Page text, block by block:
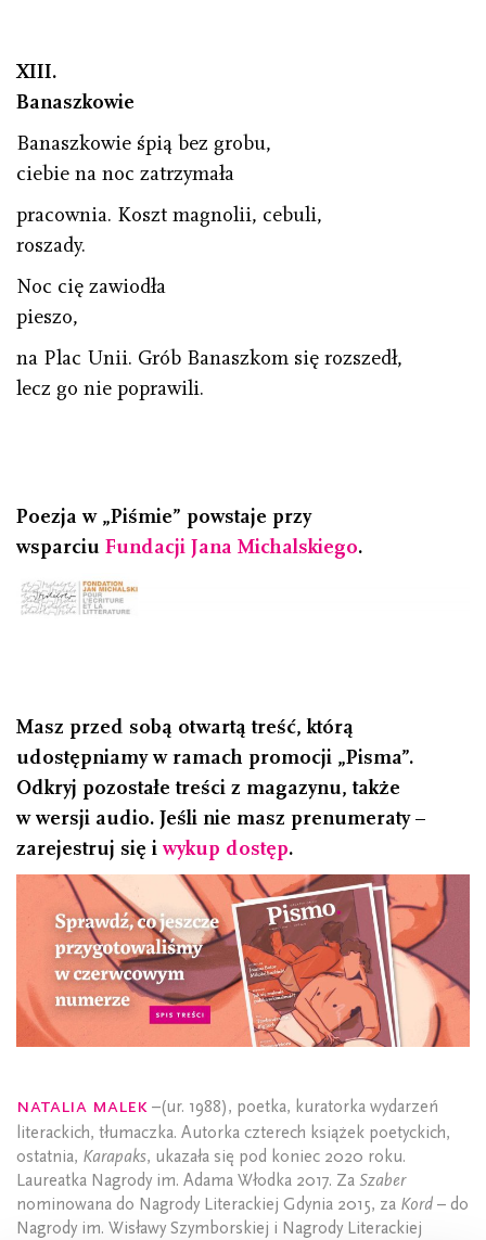
XIII.
Banaszkowie
Banaszkowie śpią bez grobu,
ciebie na noc zatrzymała
pracownia. Koszt magnolii, cebuli,
roszady.
Noc cię zawiodła
pieszo,
na Plac Unii. Grób Banaszkom się rozszedł,
lecz go nie poprawili.
Poezja w „Piśmie” powstaje przy
wsparciu Fundacji Jana Michalskiego.
Masz przed sobą otwartą treść, którą
udostępniamy w ramach promocji „Pisma”.
Odkryj pozostałe treści z magazynu, także
w wersji audio. Jeśli nie masz prenumeraty –
zarejestruj się i wykup dostęp.
Natalia Malek –(ur. 1988), poetka, kuratorka wydarzeń
literackich, tłumaczka. Autorka czterech książek poetyckich,
ostatnia, Karapaks, ukazała się pod koniec 2020 roku.
Laureatka Nagrody im. Adama Włodka 2017. Za Szaber
nominowana do Nagrody Literackiej Gdynia 2015, za Kord – do
Nagrody im. Wisławy Szymborskiej i Nagrody Literackiej